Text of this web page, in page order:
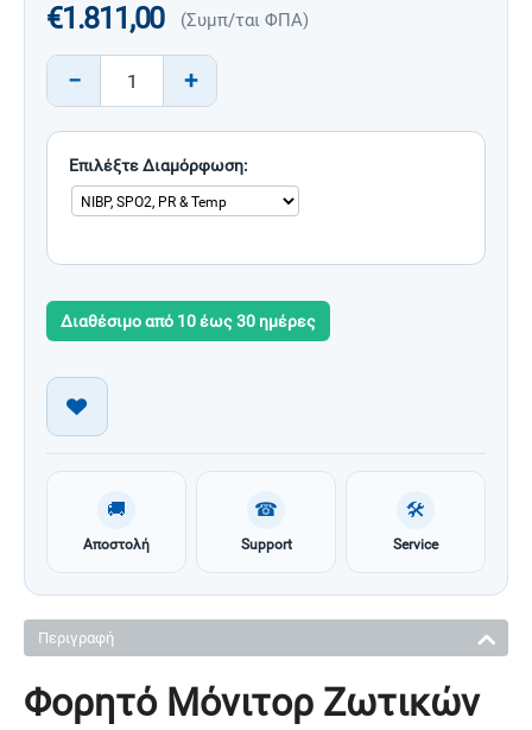
€1.811,00 (Συμπ/ται ΦΠΑ)
+
−
Επιλέξτε Διαμόρφωση:
Διαθέσιμο από 10 έως 30 ημέρες
🚚
Αποστολή
☎
Support
🛠
Service
Περιγραφή
Φορητό Μόνιτορ Ζωτικών